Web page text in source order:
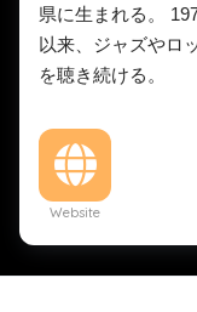
県に生まれる。
以来、ジャズやロ
を聴き続ける。
Website